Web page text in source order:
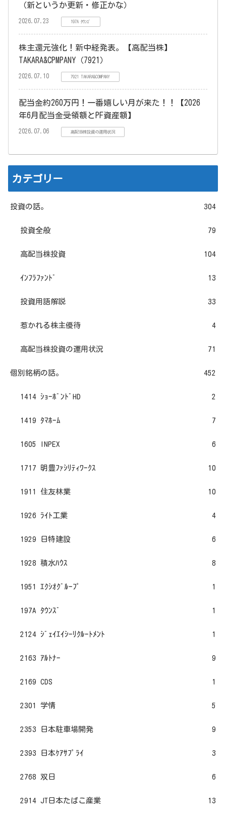
（新というか更新・修正かな）
2026.07.23 197A ﾀｳﾝｽﾞ
株主還元強化！新中経発表。【高配当株】
TAKARA&CPMPANY（7921）
2026.07.10 7921 TAKARA&COMPANY
配当金約260万円！一番嬉しい月が来た！！【2026
年6月配当金受領額とPF資産額】
2026.07.06 高配当株投資の運用状況
カテゴリー
投資の話。 304
投資全般 79
高配当株投資 104
ｲﾝﾌﾗﾌｧﾝﾄﾞ 13
投資用語解説 33
惹かれる株主優待 4
高配当株投資の運用状況 71
個別銘柄の話。 452
1414 ｼｮｰﾎﾞﾝﾄﾞHD 2
1419 ﾀﾏﾎｰﾑ 7
1605 INPEX 6
1717 明豊ﾌｧｼﾘﾃｨﾜｰｸｽ 10
1911 住友林業 10
1926 ﾗｲﾄ工業 4
1929 日特建設 6
1928 積水ﾊｳｽ 8
1951 ｴｸｼｵｸﾞﾙｰﾌﾟ 1
197A ﾀｳﾝｽﾞ 1
2124 ｼﾞｪｲｴｲｼｰﾘｸﾙｰﾄﾒﾝﾄ 1
2163 ｱﾙﾄﾅｰ 9
2169 CDS 1
2301 学情 5
2353 日本駐車場開発 9
2393 日本ｹｱｻﾌﾟﾗｲ 3
2768 双日 6
2914 JT日本たばこ産業 13